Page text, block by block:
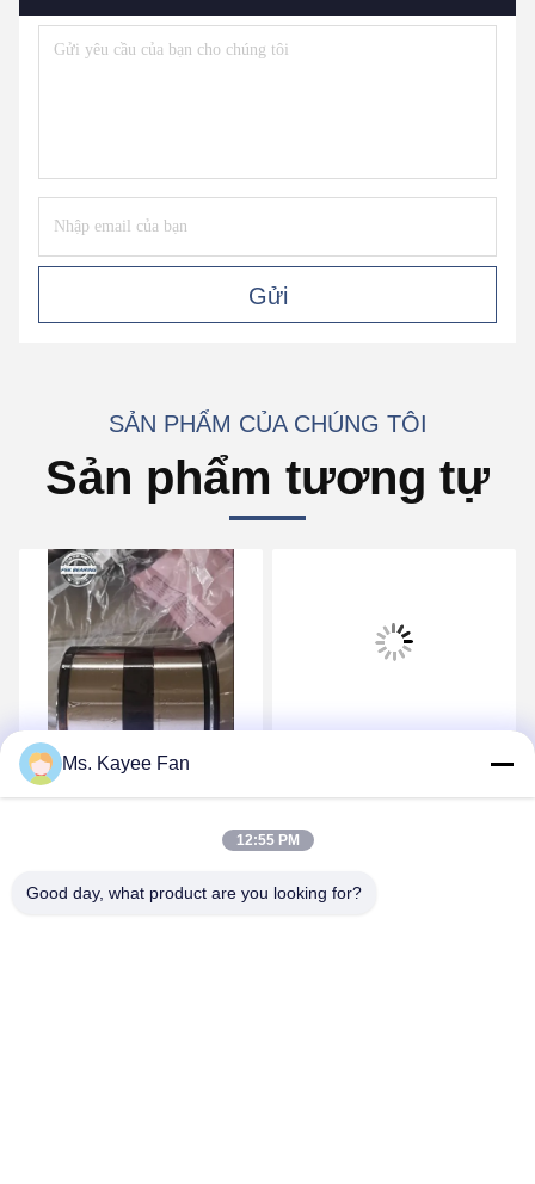
Gửi
SẢN PHẨM CỦA CHÚNG TÔI
Sản phẩm tương tự
Chất lượng cao F15122
Đơn vị xích bánh xe 90 *
Tốc độ cao DU49840048
49X84X48mm Thép chất
Ms. Kayee Fan
12:55 PM
Good day, what product are you looking for?